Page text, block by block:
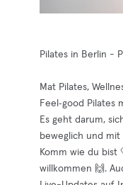
Pilates in Berlin -
Mat Pilates,
Feel‑good Pilates
Es geht darum,
beweglich und
Komm wie du bist
willkommen 🙌.